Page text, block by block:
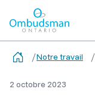
Notre travail
2 octobre 2023